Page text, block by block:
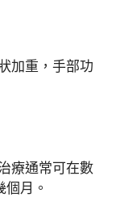
加重，手部功
療通常可在數
月。